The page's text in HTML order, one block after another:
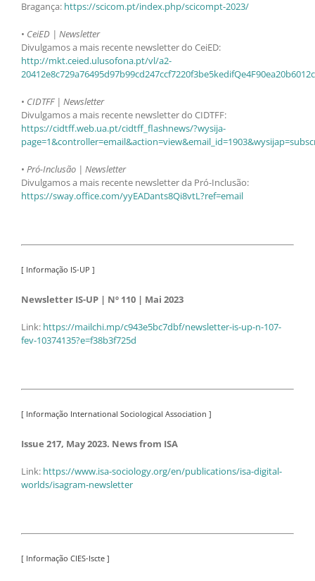
Bragança: https://scicom.pt/index.php/scicompt-2023/
• CeiED | Newsletter
Divulgamos a mais recente newsletter do CeiED:
http://mkt.ceied.ulusofona.pt/vl/a2-
• CIDTFF | Newsletter
Divulgamos a mais recente newsletter do CIDTFF:
https://cidtff.web.ua.pt/cidtff_flashnews/?wysija-
• Pró-Inclusão | Newsletter
Divulgamos a mais recente newsletter da Pró-Inclusão:
https://sway.office.com/yyEADants8Qi8vtL?ref=email
[ Informação IS-UP ]
Newsletter IS-UP | Nº 110 | Mai 2023
Link: https://mailchi.mp/c943e5bc7dbf/newsletter-is-up-n-107-
fev-10374135?e=f38b3f725d
[ Informação International Sociological Association ]
Issue 217, May 2023. News from ISA
Link: https://www.isa-sociology.org/en/publications/isa-digital-
worlds/isagram-newsletter
[ Informação CIES-Iscte ]